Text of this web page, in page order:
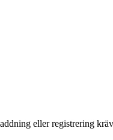
eller registrering